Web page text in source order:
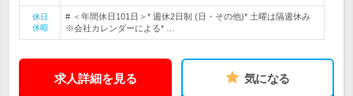
休日
休暇
# ＜年間休日101日＞* 週休2日制 (日・その他)* 土曜は隔週休み
※会社カレンダーによる* …
求人詳細を見る 気になる